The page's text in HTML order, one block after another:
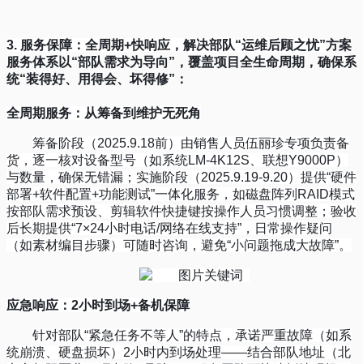
3. 服务保障：全周期+快响应，解决部队“运维后顾之忧”方案
服务体系以“部队需求为导向” ，覆盖项目全生命周期，确保系
统“装得好、用得会、坏得修” ：
全周期服务：从筹备到维护无死角
筹备阶段（2025.9.18前）由销售人员伍丽珍专项负责备
货，逐一核对设备型号（如系统LM-4K12S 、联想Y9000P）
与数量，确保无错漏；实施阶段（2025.9.19-9.20）提供“硬件
部署+软件配置+功能测试”一体化服务，如磁盘阵列 RAID模式
按部队需求预设、剪辑软件快捷键按操作人员习惯调整；验收
后长期提供“7×24小时电话/网络在线支持” ，日常操作疑问
（如素材编目步骤）可随时咨询，避免“小问题拖成大故障”。
应急响应： 2小时到场+备机保障
针对部队“紧急任务不等人 ”的特点，承诺严重故障（如系
统崩溃、硬盘损坏） 2小时内到场处理——结合部队地址（北